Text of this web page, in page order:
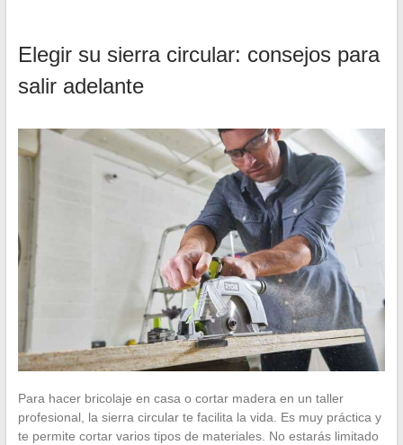
Elegir su sierra circular: consejos para
salir adelante
Para hacer bricolaje en casa o cortar madera en un taller
profesional, la sierra circular te facilita la vida. Es muy práctica y
te permite cortar varios tipos de materiales. No estarás limitado